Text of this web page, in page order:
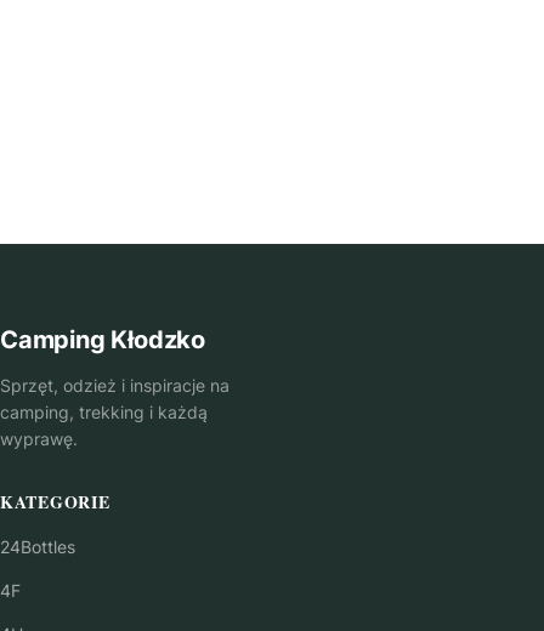
Camping Kłodzko
Sprzęt, odzież i inspiracje na
camping, trekking i każdą
wyprawę.
KATEGORIE
24Bottles
4F